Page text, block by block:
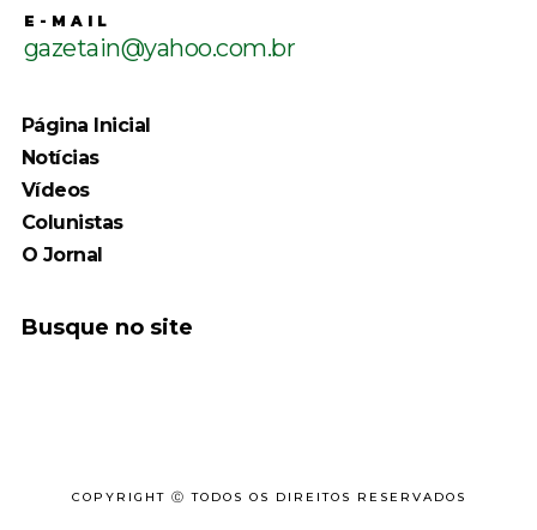
E-MAIL
gazetain@yahoo.com.br
Página Inicial
Notícias
Vídeos
Colunistas
O Jornal
Busque no site
COPYRIGHT Ⓒ TODOS OS DIREITOS RESERVADOS